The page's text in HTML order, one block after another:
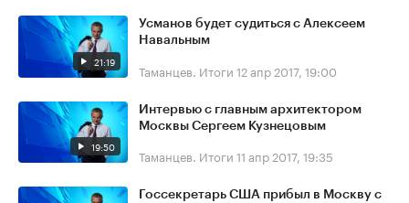
21:19
Усманов будет судиться с Алексеем
Навальным
Таманцев. Итоги 12 апр 2017, 19:00
19:50
Интервью с главным архитектором
Москвы Сергеем Кузнецовым
Таманцев. Итоги 11 апр 2017, 19:35
Госсекретарь США прибыл в Москву с